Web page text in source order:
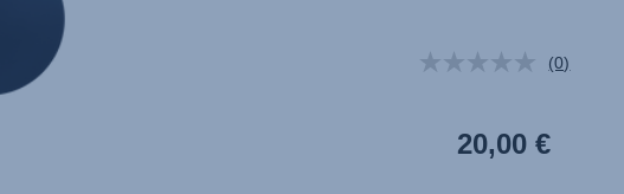
Kein
derselben
(0)
20,00 €